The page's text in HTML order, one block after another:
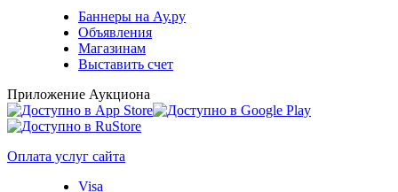
Баннеры на Ау.ру
Объявления
Магазинам
Выставить счет
Приложение Аукциона
Оплата услуг сайта
Visa